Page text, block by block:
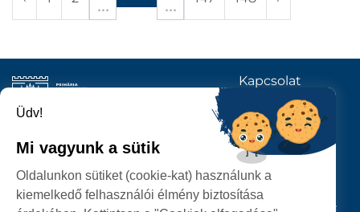
SZATMÁRNÉMETI
POLGÁRMESTERI HIVATAL
Kapcsolat
KÖVESSENEK
Üdv!
Mi vagyunk a sütik
Oldalunkon sütiket (cookie-kat) használunk a
kiemelkedő felhasználói élmény biztosítása